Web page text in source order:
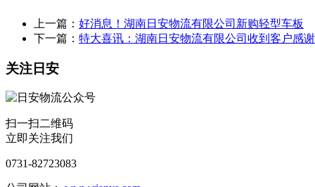
上一篇： 好消息！湖南日安物流有限公司新购轻型车板
下一篇： 特大喜讯：湖南日安物流有限公司收到客户感
关注日安
扫一扫二维码
立即关注我们
0731-82723083